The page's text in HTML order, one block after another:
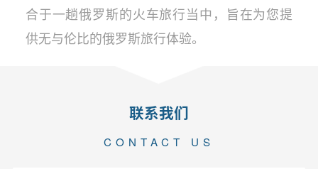
合于一趟俄罗斯的火车旅行当中，旨在为您提
供无与伦比的俄罗斯旅行体验。
联系我们
CONTACT US